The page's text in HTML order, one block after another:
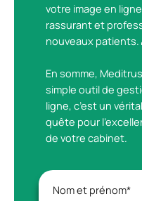
votre image en
rassurant et
nouveaux patients.
En somme,
simple outil de
ligne, c’est un
quête pour
de votre cabinet.
Nom et prénom*